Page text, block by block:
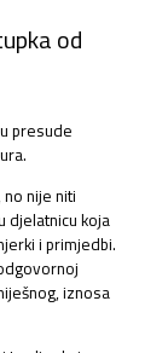
od
presude
nije niti
djelatnicu koja
i primjedbi.
iznosa